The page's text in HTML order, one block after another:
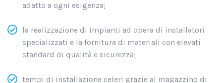
adatto a ogni esigenza;
la realizzazione di impianti ad opera di installatori
specializzati e la fornitura di materiali con elevati
standard di qualità e sicurezza;
tempi di installazione celeri grazie al magazzino di